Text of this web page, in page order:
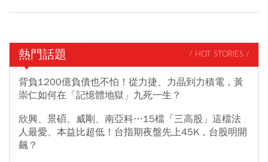
熱門話題 / HOT STORIES /
背負1200億負債也不怕！從力捷、力晶到力積電，黃
崇仁如何在「記憶體地獄」九死一生？
欣興、景碩、威剛、南亞科…15檔「三高股」這檔法
人最愛、本益比超低！台指期夜盤先上45K，台股明開
飆？